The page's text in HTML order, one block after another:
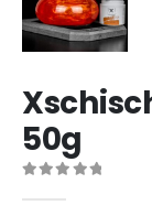
50g